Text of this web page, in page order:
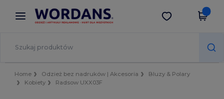
× Aplikacja Wordans
Lepsze ceny w aplikacji!
Pobierz app
Home Odzież bez nadruków | Akcesoria
Bluzy & Polary
Kobiety
Radsow UXX03F